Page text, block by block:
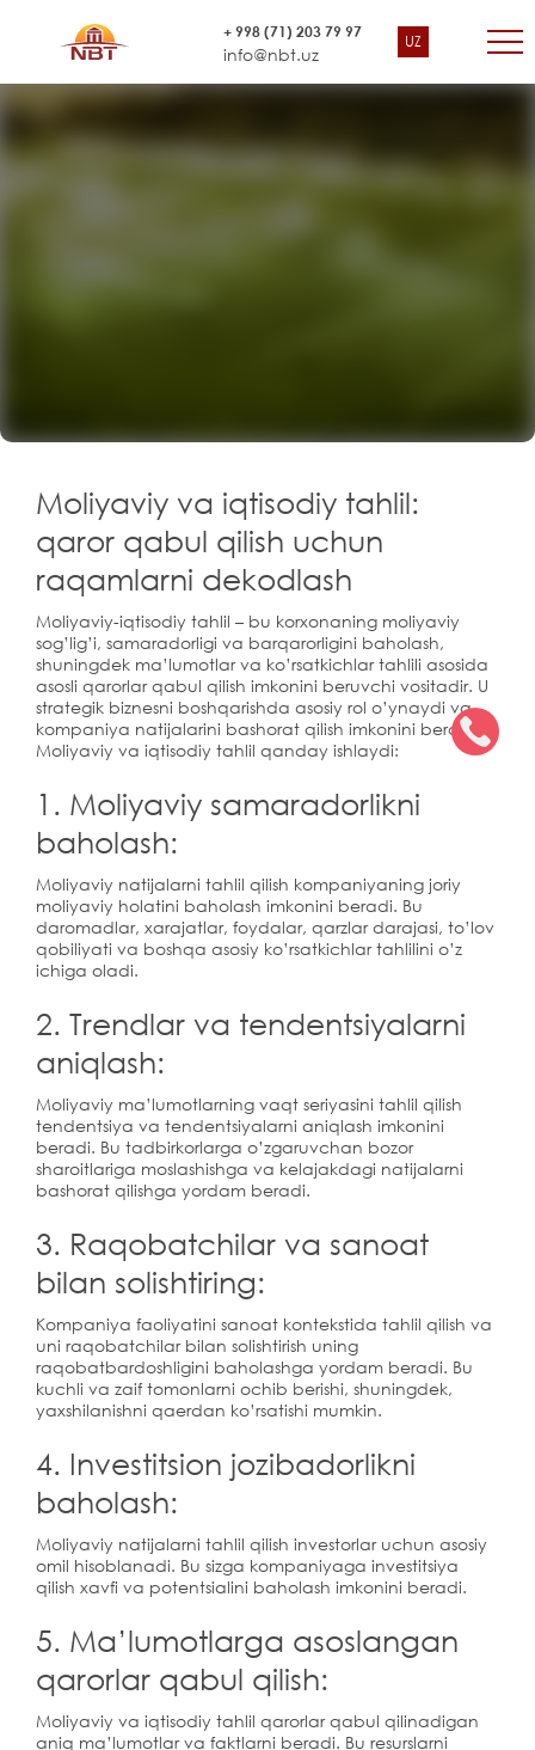
UZ
+ 998 (71) 203 79 97
info@nbt.uz
Moliyaviy va iqtisodiy tahlil:
qaror qabul qilish uchun
raqamlarni dekodlash
Moliyaviy-iqtisodiy tahlil – bu korxonaning moliyaviy
sog’lig’i, samaradorligi va barqarorligini baholash,
shuningdek ma’lumotlar va ko’rsatkichlar tahlili asosida
asosli qarorlar qabul qilish imkonini beruvchi vositadir. U
strategik biznesni boshqarishda asosiy rol o’ynaydi va
kompaniya natijalarini bashorat qilish imkonini beradi.
Moliyaviy va iqtisodiy tahlil qanday ishlaydi:
1. Moliyaviy samaradorlikni
baholash:
Moliyaviy natijalarni tahlil qilish kompaniyaning joriy
moliyaviy holatini baholash imkonini beradi. Bu
daromadlar, xarajatlar, foydalar, qarzlar darajasi, to’lov
qobiliyati va boshqa asosiy ko’rsatkichlar tahlilini o’z
ichiga oladi.
2. Trendlar va tendentsiyalarni
aniqlash:
Moliyaviy ma’lumotlarning vaqt seriyasini tahlil qilish
tendentsiya va tendentsiyalarni aniqlash imkonini
beradi. Bu tadbirkorlarga o’zgaruvchan bozor
sharoitlariga moslashishga va kelajakdagi natijalarni
bashorat qilishga yordam beradi.
3. Raqobatchilar va sanoat
bilan solishtiring:
Kompaniya faoliyatini sanoat kontekstida tahlil qilish va
uni raqobatchilar bilan solishtirish uning
raqobatbardoshligini baholashga yordam beradi. Bu
kuchli va zaif tomonlarni ochib berishi, shuningdek,
yaxshilanishni qaerdan ko’rsatishi mumkin.
4. Investitsion jozibadorlikni
baholash:
Moliyaviy natijalarni tahlil qilish investorlar uchun asosiy
omil hisoblanadi. Bu sizga kompaniyaga investitsiya
qilish xavfi va potentsialini baholash imkonini beradi.
5. Ma’lumotlarga asoslangan
qarorlar qabul qilish:
Moliyaviy va iqtisodiy tahlil qarorlar qabul qilinadigan
aniq ma’lumotlar va faktlarni beradi. Bu resurslarni